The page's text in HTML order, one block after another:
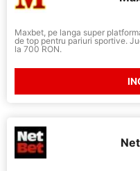
Maxbet, pe langa super
de top pentru pariuri sportive.
la 700 RON.